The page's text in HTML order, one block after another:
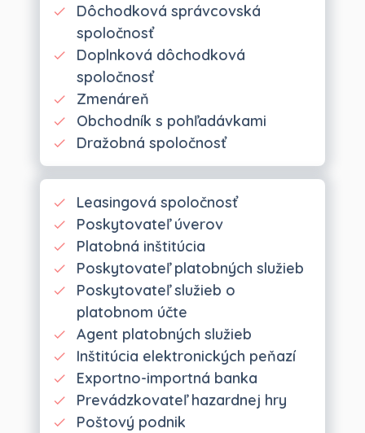
Dôchodková správcovská
spoločnosť
Doplnková dôchodková
spoločnosť
Zmenáreň
Obchodník s pohľadávkami
Dražobná spoločnosť
Leasingová spoločnosť
Poskytovateľ úverov
Platobná inštitúcia
Poskytovateľ platobných služieb
Poskytovateľ služieb o
platobnom účte
Agent platobných služieb
Inštitúcia elektronických peňazí
Exportno-importná banka
Prevádzkovateľ hazardnej hry
Poštový podnik